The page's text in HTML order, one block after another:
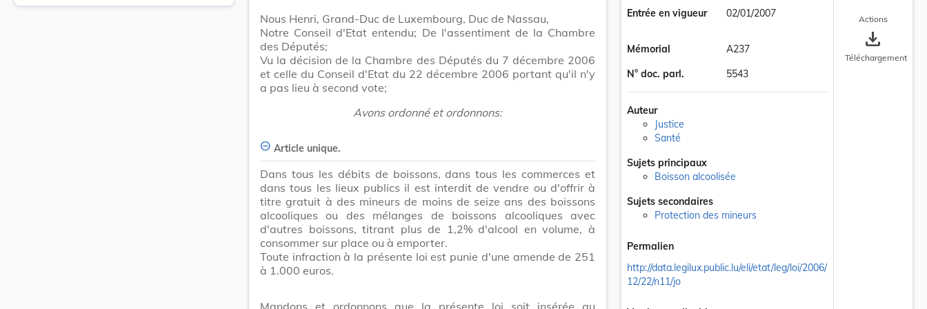
Nous Henri, Grand-Duc de Luxembourg, Duc de Nassau,
Notre Conseil d'Etat entendu; De l'assentiment de la Chambre
des Députés;
Vu la décision de la Chambre des Députés du 7 décembre 2006
et celle du Conseil d'Etat du 22 décembre 2006 portant qu'il n'y
a pas lieu à second vote;
Avons ordonné et ordonnons:
Article unique.
Dans tous les débits de boissons, dans tous les commerces et
dans tous les lieux publics il est interdit de vendre ou d'offrir à
titre gratuit à des mineurs de moins de seize ans des boissons
alcooliques ou des mélanges de boissons alcooliques avec
d'autres boissons, titrant plus de 1,2% d'alcool en volume, à
consommer sur place ou à emporter.
Toute infraction à la présente loi est punie d'une amende de 251
à 1.000 euros.
Mandons et ordonnons que la présente loi soit insérée au
Entrée en vigueur 02/01/2007
Mémorial
A237
N° doc. parl.
5543
Auteur
Justice
Santé
Sujets principaux
Boisson alcoolisée
Sujets secondaires
Protection des mineurs
Permalien
http://data.legilux.public.lu/eli/etat/leg/loi/2006/
12/22/n11/jo
Actions
save_alt
Téléchargement